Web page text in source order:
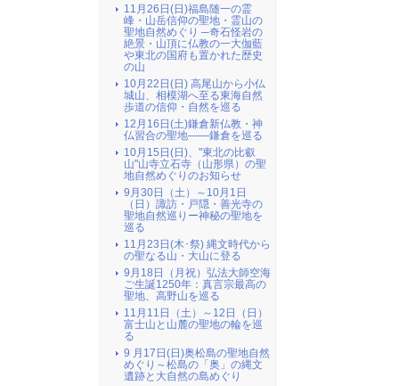
11月26日(日)福島随一の霊
峰・山岳信仰の聖地・霊山の
聖地自然めぐり ─奇石怪岩の
絶景・山頂に仏教の一大伽藍
や東北の国府も置かれた歴史
の山
10月22日(日) 高尾山から小仏
城山、相模湖へ至る東海自然
歩道の信仰・自然を巡る
12月16日(土)鎌倉新仏教・神
仏習合の聖地――鎌倉を巡る
10月15日(日)、"東北の比叡
山"山寺立石寺（山形県）の聖
地自然めぐりのお知らせ
9月30日（土）～10月1日
（日）諏訪・戸隠・善光寺の
聖地自然巡りー神秘の聖地を
巡る
11月23日(木･祭) 縄文時代から
の聖なる山・大山に登る
9月18日（月祝）弘法大師空海
ご生誕1250年：真言宗最高の
聖地、高野山を巡る
11月11日（土）～12日（日）
富士山と山麓の聖地の輪を巡
る
9 月17日(日)奥松島の聖地自然
めぐり～松島の「奥」の縄文
遺跡と大自然の島めぐり